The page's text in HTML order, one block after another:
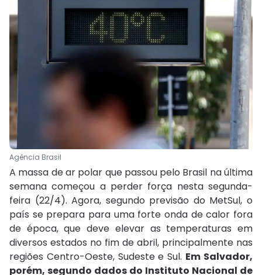
Agência Brasil
A massa de ar polar que passou pelo Brasil na última
semana começou a perder força nesta segunda-
feira (22/4). Agora, segundo previsão do MetSul, o
país se prepara para uma forte onda de calor fora
de época, que deve elevar as temperaturas em
diversos estados no fim de abril, principalmente nas
regiões Centro-Oeste, Sudeste e Sul. Em Salvador,
porém, segundo dados do Instituto Nacional de